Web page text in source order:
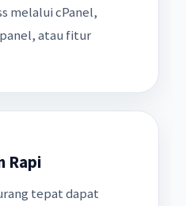
melalui cPanel,
atau fitur
Rapi
tepat dapat